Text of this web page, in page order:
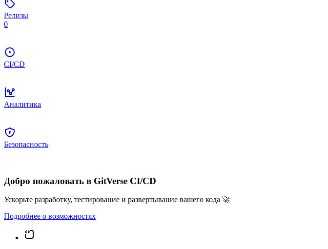
Релизы
0
CI/CD
Аналитика
Безопасность
Добро пожаловать в GitVerse CI/CD
Ускорьте разработку, тестирование и развертывание вашего кода 🚀
Подробнее о возможностях